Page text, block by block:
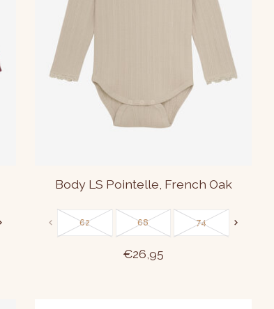
86
Body LS Pointelle, French Oak
62 68 74
€26,95